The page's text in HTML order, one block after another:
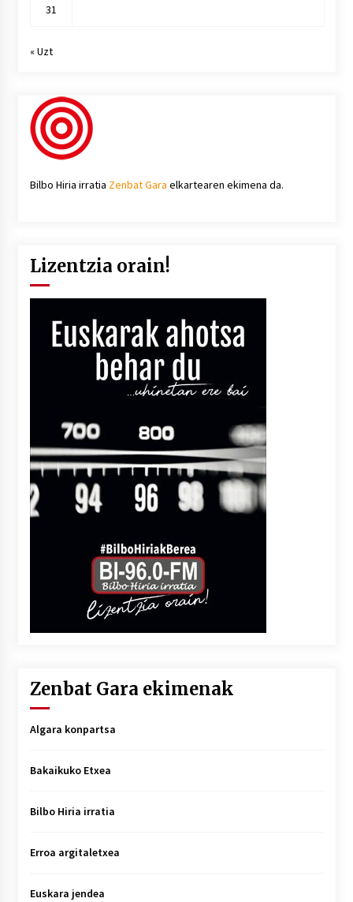
31
« Uzt
Bilbo Hiria irratia Zenbat Gara elkartearen ekimena da.
Lizentzia orain!
Zenbat Gara ekimenak
Algara konpartsa
Bakaikuko Etxea
Bilbo Hiria irratia
Erroa argitaletxea
Euskara jendea